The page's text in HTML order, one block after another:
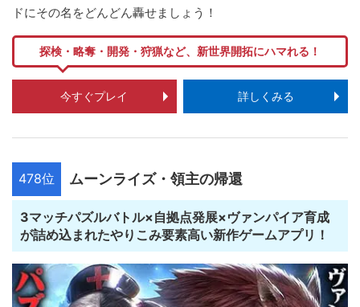
ドにその名をどんどん轟せましょう！
探検・略奪・開発・狩猟など、新世界開拓にハマれる！
今すぐプレイ 詳しくみる
478位 ムーンライズ・領主の帰還
3マッチパズルバトル×自拠点発展×ヴァンパイア育成
が詰め込まれたやりこみ要素高い新作ゲームアプリ！